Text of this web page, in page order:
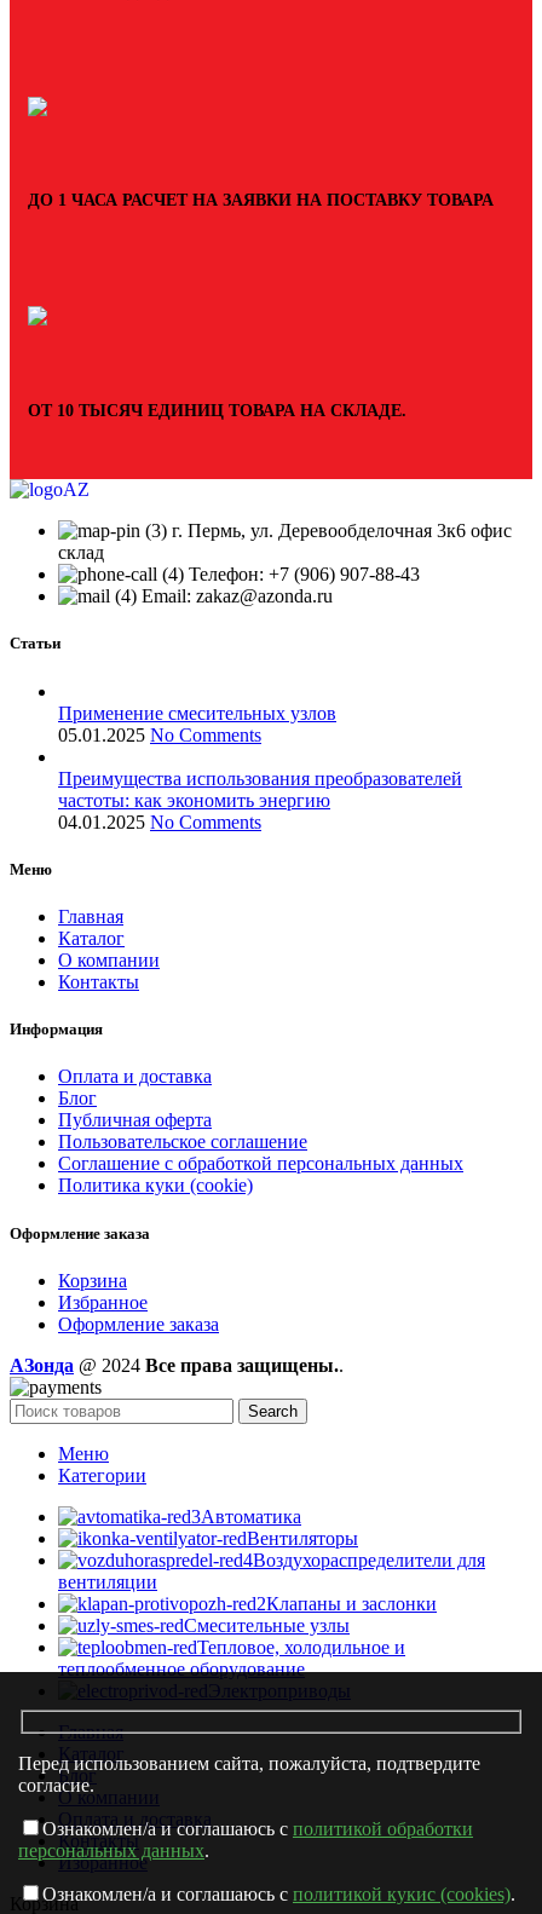
ДО 1 ЧАСА РАСЧЕТ НА ЗАЯВКИ НА ПОСТАВКУ ТОВАРА
ОТ 10 ТЫСЯЧ ЕДИНИЦ ТОВАРА НА СКЛАДЕ.
г. Пермь, ул. Деревообделочная 3к6 офис
склад
Телефон: +7 (906) 907-88-43
Email: zakaz@azonda.ru
Статьи
Применение смесительных узлов
05.01.2025 No Comments
Преимущества использования преобразователей
частоты: как экономить энергию
04.01.2025 No Comments
Меню
Главная
Каталог
О компании
Контакты
Информация
Оплата и доставка
Блог
Публичная оферта
Пользовательское соглашение
Соглашение с обработкой персональных данных
Политика куки (cookie)
Оформление заказа
Корзина
Избранное
Оформление заказа
AЗонда @ 2024 Все права защищены..
Search
Меню
Категории
Автоматика
Вентиляторы
Воздухораспределители для
вентиляции
Клапаны и заслонки
Смесительные узлы
Тепловое, холодильное и
теплообменное оборудование
Электроприводы
Главная
Каталог
Блог
О компании
Оплата и доставка
Контакты
Избранное
Корзина
Перед использованием сайта, пожалуйста, подтвердите
согласие.
Ознакомлен/а и соглашаюсь с политикой обработки
персональных данных.
Ознакомлен/а и соглашаюсь с политикой кукис (cookies).